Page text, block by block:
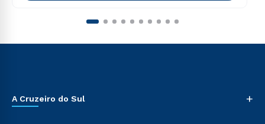
A Cruzeiro do Sul +